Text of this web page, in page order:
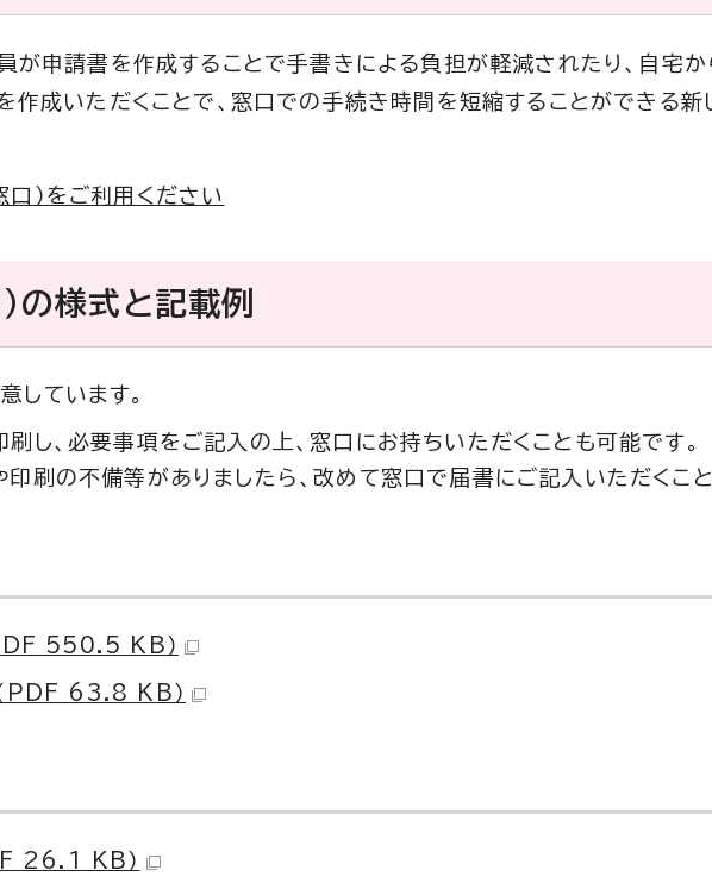
が申請書を作成することで手書きによる負担が軽減されたり、自宅か
作成いただくことで、窓口での手続き時間を短縮することができる新
口）をご利用ください
の様式と記載例
しています。
し、必要事項をご記入の上、窓口にお持ちいただくことも可能です。
印刷の不備等がありましたら、改めて窓口で届書にご記入いただくこと
PDF 550.5 KB）
（PDF 63.8 KB）
26.1 KB）